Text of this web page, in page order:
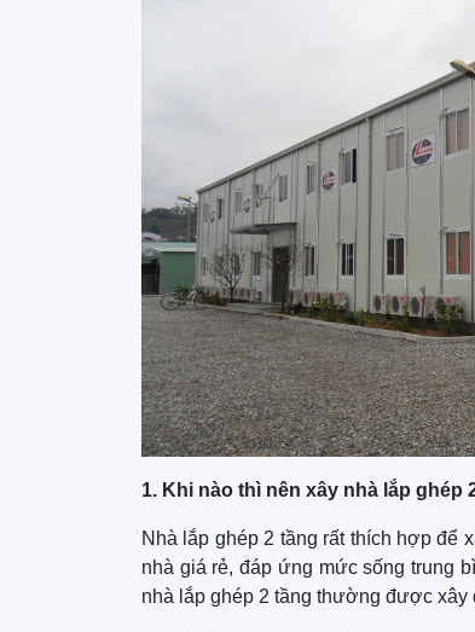
1. Khi nào thì nên xây nhà lắp ghép
Nhà lắp ghép 2 tầng rất thích hợp để
nhà giá rẻ, đáp ứng mức sống trung
nhà lắp ghép 2 tầng thường được xây